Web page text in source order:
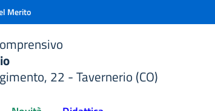
Merito
22 - Tavernerio (CO)